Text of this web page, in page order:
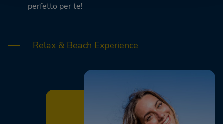
perfetto per te!
Relax & Beach Experience